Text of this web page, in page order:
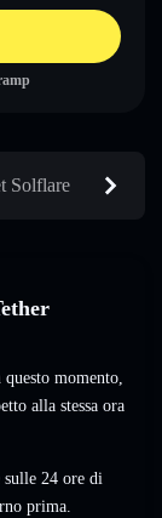
Solflare
questo momento,
alla stessa ora
24 ore di
prima.